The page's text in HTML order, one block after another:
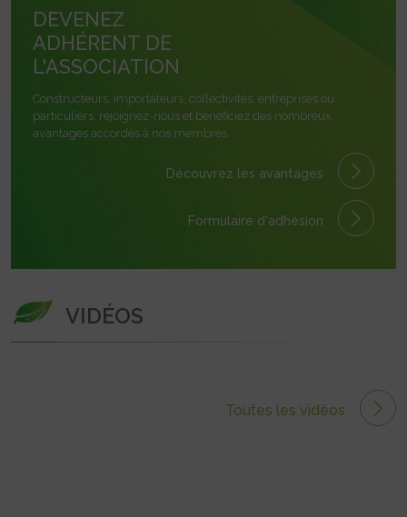
DEVENEZ
ADHÉRENT DE
L'ASSOCIATION
Constructeurs, importateurs, collectivités, entreprises ou
particuliers, rejoignez-nous et bénéficiez des nombreux
avantages accordés à nos membres.
Découvrez les avantages
Formulaire d'adhésion
VIDÉOS
Toutes les vidéos